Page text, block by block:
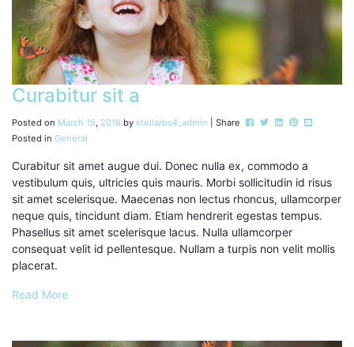
Curabitur sit a
Posted on March 15, 2018 by stellarbs4_admin | Share Post this to Facebook
Tweet this
Share this on
Pin this on
Share
Posted in General
Curabitur sit amet augue dui. Donec nulla ex, commodo a
vestibulum quis, ultricies quis mauris. Morbi sollicitudin id risus
sit amet scelerisque. Maecenas non lectus rhoncus, ullamcorper
neque quis, tincidunt diam. Etiam hendrerit egestas tempus.
Phasellus sit amet scelerisque lacus. Nulla ullamcorper
consequat velit id pellentesque. Nullam a turpis non velit mollis
placerat.
Read More